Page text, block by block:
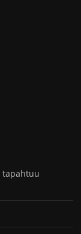
tapahtuu